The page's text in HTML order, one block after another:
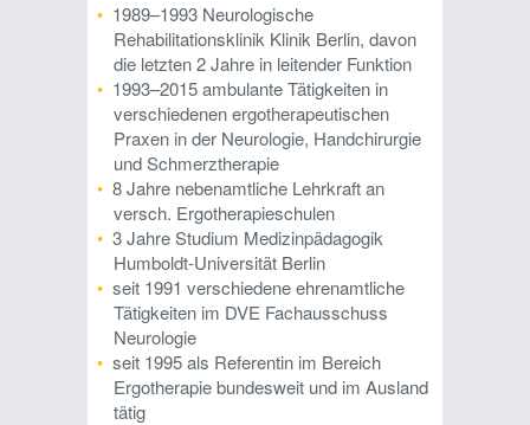
1989–1993 Neurologische
Rehabilitationsklinik Klinik Berlin, davon
die letzten 2 Jahre in leitender Funktion
1993–2015 ambulante Tätigkeiten in
verschiedenen ergotherapeutischen
Praxen in der Neurologie, Handchirurgie
und Schmerztherapie
8 Jahre nebenamtliche Lehrkraft an
versch. Ergotherapieschulen
3 Jahre Studium Medizinpädagogik
Humboldt-Universität Berlin
seit 1991 verschiedene ehrenamtliche
Tätigkeiten im DVE Fachausschuss
Neurologie
seit 1995 als Referentin im Bereich
Ergotherapie bundesweit und im Ausland
tätig